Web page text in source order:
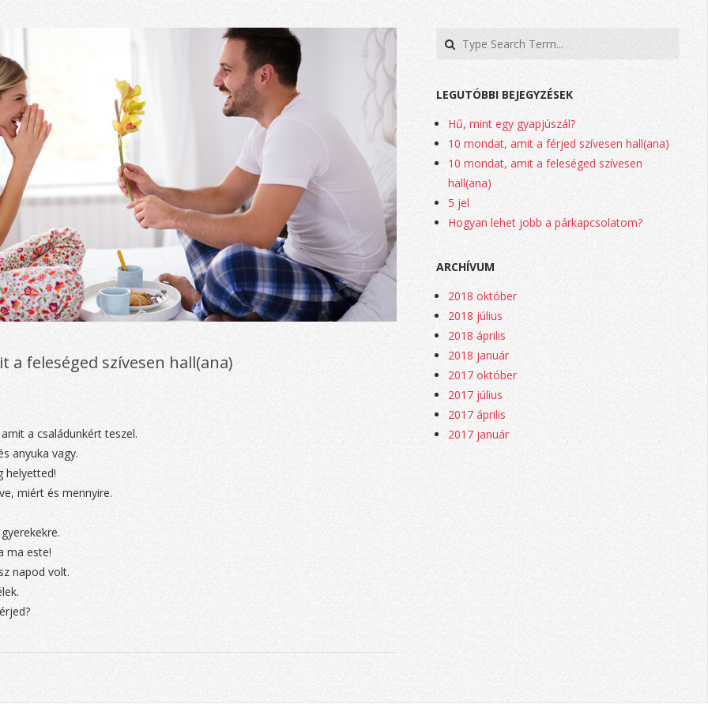
a feleséged szívesen hall(ana)
a családunkért teszel.
anyuka vagy.
helyetted!
miért és mennyire.
ma este!
napod volt.
Search
LEGUTÓBBI BEJEGYZÉSEK
Hű, mint egy gyapjúszál?
10 mondat, amit a férjed szívesen hall(ana)
10 mondat, amit a feleséged szívesen
hall(ana)
5 jel
Hogyan lehet jobb a párkapcsolatom?
ARCHÍVUM
2018 október
2018 július
2018 április
2018 január
2017 október
2017 július
2017 április
2017 január